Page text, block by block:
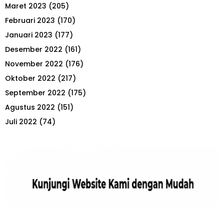
Maret 2023 (205)
Februari 2023 (170)
Januari 2023 (177)
Desember 2022 (161)
November 2022 (176)
Oktober 2022 (217)
September 2022 (175)
Agustus 2022 (151)
Juli 2022 (74)